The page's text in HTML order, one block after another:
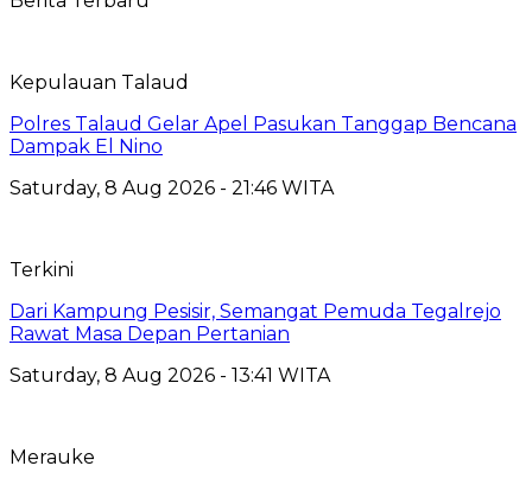
Kepulauan Talaud
Polres Talaud Gelar Apel Pasukan Tanggap Bencana
Dampak El Nino
Saturday, 8 Aug 2026 - 21:46 WITA
Terkini
Dari Kampung Pesisir, Semangat Pemuda Tegalrejo
Rawat Masa Depan Pertanian
Saturday, 8 Aug 2026 - 13:41 WITA
Merauke